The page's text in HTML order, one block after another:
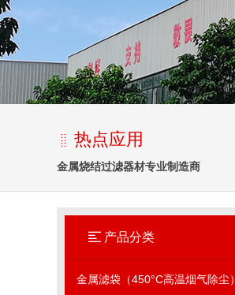
热点应用
金属烧结过滤器材专业制造商
产品分类
金属滤袋（450°C高温烟气除尘）